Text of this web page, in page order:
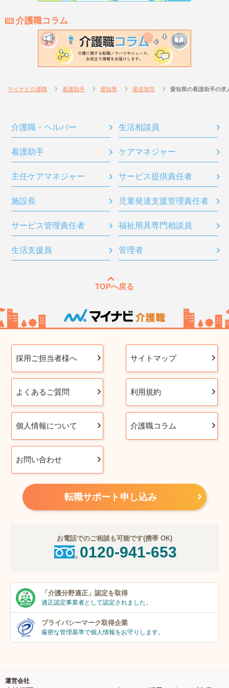
介護職コラム
マイナビ介護職 看護助手 愛知県 尾張旭市 愛知県の看護助手の求
介護職・ヘルパー 生活相談員
看護助手 ケアマネジャー
主任ケアマネジャー サービス提供責任者
施設長 児童発達支援管理責任者
サービス管理責任者 福祉用具専門相談員
生活支援員 管理者
TOPへ戻る
採用ご担当者様へ サイトマップ
よくあるご質問 利用規約
個人情報について 介護職コラム
お問い合わせ
転職サポート申し込み
お電話でのご相談も可能です(携帯 OK)
0120-941-653
「介護分野適正」 認定を取得
適正認定事業者として認定されました。
プライバシーマーク取得企業
厳密な管理基準で個人情報をお守りします。
運営会社